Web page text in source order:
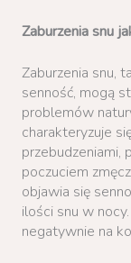
Zaburzenia snu
Zaburzenia snu,
senność, mogą
problemów
charakteryzuje
przebudzeniami,
poczuciem
objawia się
ilości snu w
negatywnie na